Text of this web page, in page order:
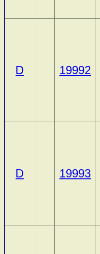
D 19992
D 19993